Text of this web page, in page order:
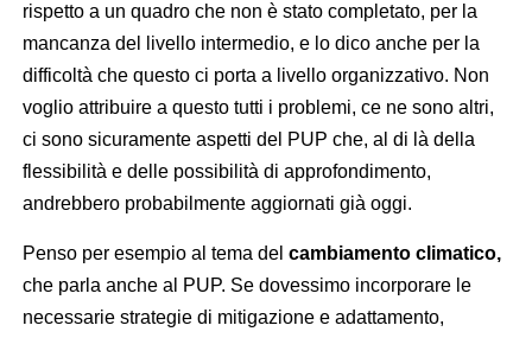
rispetto a un quadro che non è stato completato, per la
mancanza del livello intermedio, e lo dico anche per la
difficoltà che questo ci porta a livello organizzativo. Non
voglio attribuire a questo tutti i problemi, ce ne sono altri,
ci sono sicuramente aspetti del PUP che, al di là della
flessibilità e delle possibilità di approfondimento,
andrebbero probabilmente aggiornati già oggi.
Penso per esempio al tema del cambiamento climatico,
che parla anche al PUP. Se dovessimo incorporare le
necessarie strategie di mitigazione e adattamento,